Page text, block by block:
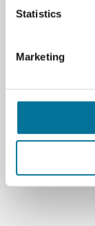
Statistics
Marketing
Große
Material
Hohe (cm)